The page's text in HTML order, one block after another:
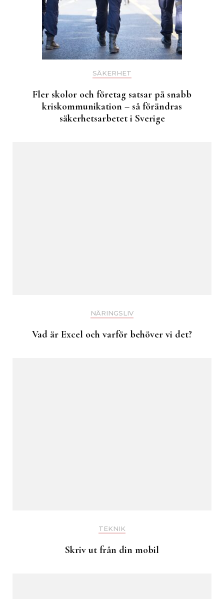
SÄKERHET
Fler skolor och företag satsar på snabb
kriskommunikation – så förändras
säkerhetsarbetet i Sverige
NÄRINGSLIV
Vad är Excel och varför behöver vi det?
TEKNIK
Skriv ut från din mobil